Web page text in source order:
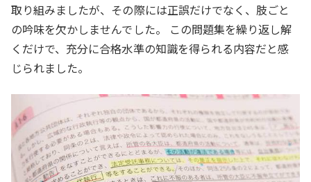
取り組みましたが、その際には正誤だけでなく、肢ごと
の吟味を欠かしませんでした。 この問題集を繰り返し解
くだけで、充分に合格水準の知識を得られる内容だと感
じられました。